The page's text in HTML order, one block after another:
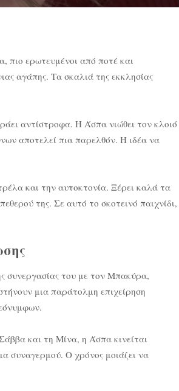
πιο ερωτευμένοι από ποτέ και
αγάπης. Τα σκαλιά της εκκλησίας
αντίστροφα. Η Άσπα νιώθει τον κλοιό
αποτελεί πια παρελθόν. Η ιδέα να
και την αυτοκτονία. Ξέρει καλά τα
της. Σε αυτό το σκοτεινό παιχνίδι,
συνεργασίας του με τον Μπακύρα,
μια παράτολμη επιχείρηση
και τη Μίνα, η Άσπα κινείται
συναγερμού. Ο χρόνος μοιάζει να